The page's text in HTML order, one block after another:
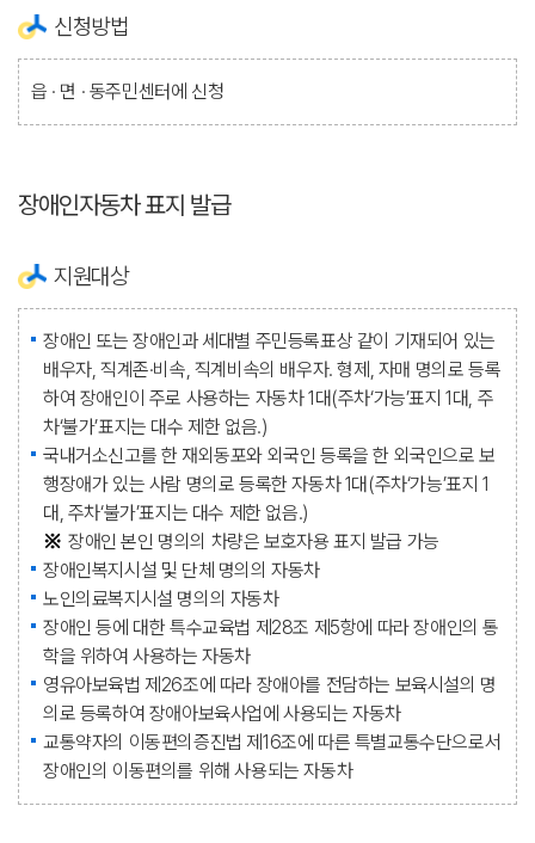
신청방법
읍 · 면 · 동주민센터에 신청
장애인자동차 표지 발급
지원대상
장애인 또는 장애인과 세대별 주민등록표상 같이 기재되어 있는
배우자, 직계존·비속, 직계비속의 배우자. 형제, 자매 명의로 등록
하여 장애인이 주로 사용하는 자동차 1대(주차‘가능’표지 1대, 주
차‘불가’표지는 대수 제한 없음.)
국내거소신고를 한 재외동포와 외국인 등록을 한 외국인으로 보
행장애가 있는 사람 명의로 등록한 자동차 1대(주차‘가능’표지 1
대, 주차‘불가’표지는 대수 제한 없음.)
장애인 본인 명의의 차량은 보호자용 표지 발급 가능
장애인복지시설 및 단체 명의의 자동차
노인의료복지시설 명의의 자동차
장애인 등에 대한 특수교육법 제28조 제5항에 따라 장애인의 통
학을 위하여 사용하는 자동차
영유아보육법 제26조에 따라 장애아를 전담하는 보육시설의 명
의로 등록하여 장애아보육사업에 사용되는 자동차
교통약자의 이동편의증진법 제16조에 따른 특별교통수단으로서
장애인의 이동편의를 위해 사용되는 자동차